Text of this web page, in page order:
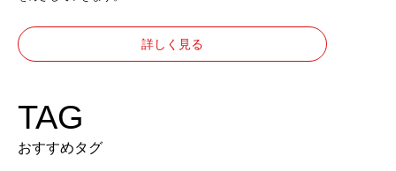
詳しく見る
TAG
おすすめタグ